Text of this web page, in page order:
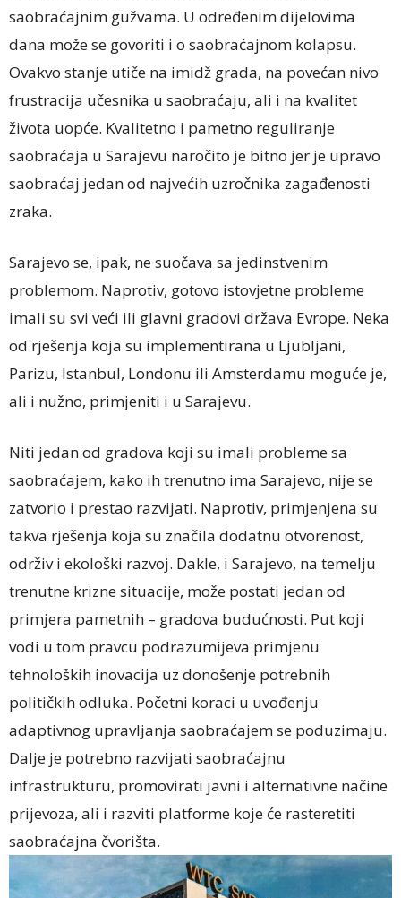
saobraćajnim gužvama. U određenim dijelovima
dana može se govoriti i o saobraćajnom kolapsu.
Ovakvo stanje utiče na imidž grada, na povećan nivo
frustracija učesnika u saobraćaju, ali i na kvalitet
života uopće. Kvalitetno i pametno reguliranje
saobraćaja u Sarajevu naročito je bitno jer je upravo
saobraćaj jedan od najvećih uzročnika zagađenosti
zraka.
Sarajevo se, ipak, ne suočava sa jedinstvenim
problemom. Naprotiv, gotovo istovjetne probleme
imali su svi veći ili glavni gradovi država Evrope. Neka
od rješenja koja su implementirana u Ljubljani,
Parizu, Istanbul, Londonu ili Amsterdamu moguće je,
ali i nužno, primjeniti i u Sarajevu.
Niti jedan od gradova koji su imali probleme sa
saobraćajem, kako ih trenutno ima Sarajevo, nije se
zatvorio i prestao razvijati. Naprotiv, primjenjena su
takva rješenja koja su značila dodatnu otvorenost,
održiv i ekološki razvoj. Dakle, i Sarajevo, na temelju
trenutne krizne situacije, može postati jedan od
primjera pametnih – gradova budućnosti. Put koji
vodi u tom pravcu podrazumijeva primjenu
tehnoloških inovacija uz donošenje potrebnih
političkih odluka. Početni koraci u uvođenju
adaptivnog upravljanja saobraćajem se poduzimaju.
Dalje je potrebno razvijati saobraćajnu
infrastrukturu, promovirati javni i alternativne načine
prijevoza, ali i razviti platforme koje će rasteretiti
saobraćajna čvorišta.